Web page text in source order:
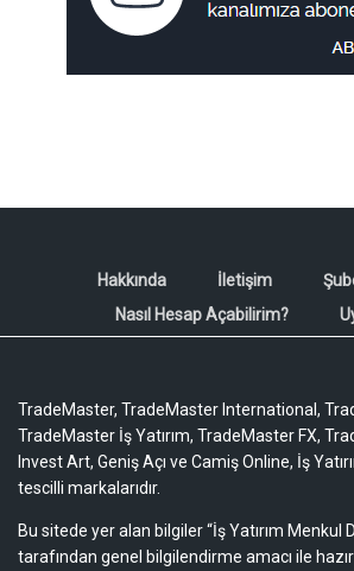
Hakkında İletişim
Nasıl Hesap Açabilirim?
TradeMaster, TradeMaster International,
TradeMaster İş Yatırım, TradeMaster FX,
Invest Art, Geniş Açı ve Camiş Online, İş
tescilli markalarıdır.
Bu sitede yer alan bilgiler “İş Yatırım Menkul
tarafından genel bilgilendirme amacı ile